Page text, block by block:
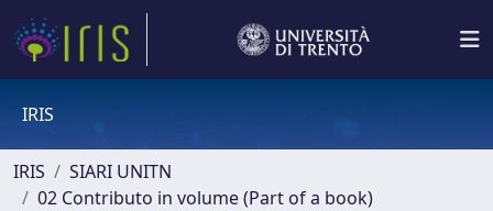
IRIS
IRIS
SIARI UNITN
02 Contributo in volume (Part of a book)